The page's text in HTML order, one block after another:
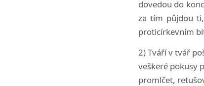
dovedou do
za tím půjdou
proticírkevním
2) Tváří v tvář
veškeré pokusy
promlčet,